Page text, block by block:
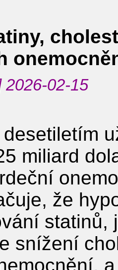
2026-02-15
desetiletím
miliard
že
statinů,
snížení